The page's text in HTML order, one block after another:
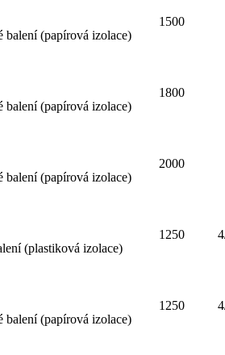
balení (papírová izolace)
1500
balení (papírová izolace)
1800
balení (papírová izolace)
2000
(plastiková izolace)
1250
balení (papírová izolace)
1250